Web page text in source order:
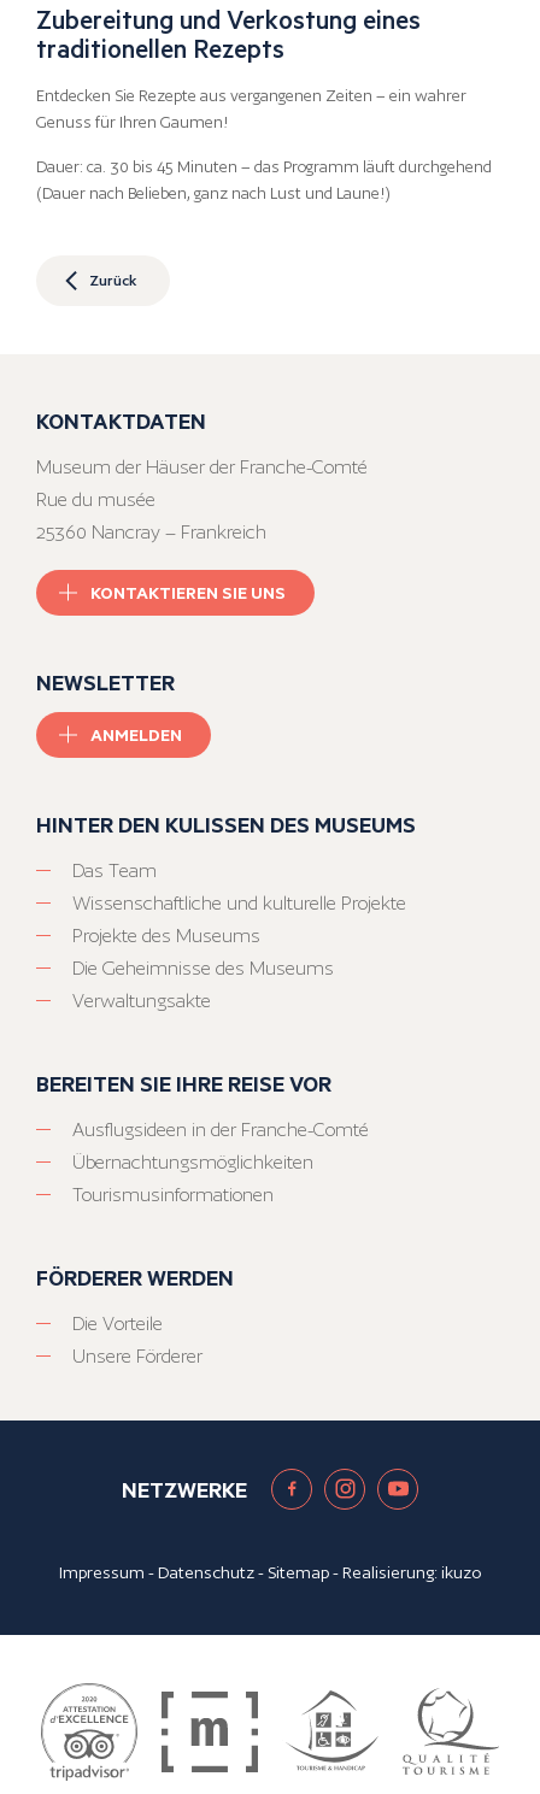
Zubereitung und Verkostung eines
traditionellen Rezepts
Entdecken Sie Rezepte aus vergangenen Zeiten – ein wahrer
Genuss für Ihren Gaumen!
Dauer: ca. 30 bis 45 Minuten – das Programm läuft durchgehend
(Dauer nach Belieben, ganz nach Lust und Laune!)
Zurück
KONTAKTDATEN
Museum der Häuser der Franche-Comté
Rue du musée
25360 Nancray – Frankreich
KONTAKTIEREN SIE UNS
NEWSLETTER
ANMELDEN
HINTER DEN KULISSEN DES MUSEUMS
Das Team
Wissenschaftliche und kulturelle Projekte
Projekte des Museums
Die Geheimnisse des Museums
Verwaltungsakte
BEREITEN SIE IHRE REISE VOR
Ausflugsideen in der Franche-Comté
Übernachtungsmöglichkeiten
Tourismusinformationen
FÖRDERER WERDEN
Die Vorteile
Unsere Förderer
NETZWERKE
Impressum -Datenschutz- Sitemap- Realisierung:ikuzo